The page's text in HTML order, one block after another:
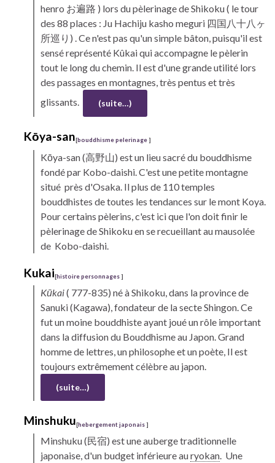
henro お遍路 ) lors du pèlerinage deShikoku( le tour
des 88 places : Ju Hachiju kasho meguri 四国八十八ヶ
所巡り) . Ce n'est pas qu'un simple bâton, puisqu'il est
sensé représenté Kûkai qui accompagne le pèlerin
tout le long du chemin. Il est d'une grande utilité lors
des passages en montagnes, très pentus et très
glissants.
(suite…)
Kōya-san [bouddhisme pelerinage]
Kōya-san(高野山) est un lieu sacré du bouddhisme
fondé par Kobo-daishi. C'est une petite montagne
situé près d'Osaka. Il plus de 110 temples
bouddhistes de toutes les tendances sur le mont Koya.
Pour certains pèlerins, c'est ici que l'on doit finir le
pèlerinage deShikokuen se recueillant au mausolée
de Kobo-daishi.
Kukai[histoire personnages]
Kūkai( 777-835) né àShikoku,dans la province de
Sanuki (Kagawa), fondateur de la secteShingon.Ce
fut un moine bouddhiste ayant joué un rôle important
dans la diffusion du Bouddhisme au Japon. Grand
homme de lettres, un philosophe et un poète, Il est
toujours extrêmement célèbre au japon.
(suite…)
Minshuku[hebergement japonais]
Minshuku(民宿) est une auberge traditionnelle
japonaise, d'un budget inférieure auryokan. Une